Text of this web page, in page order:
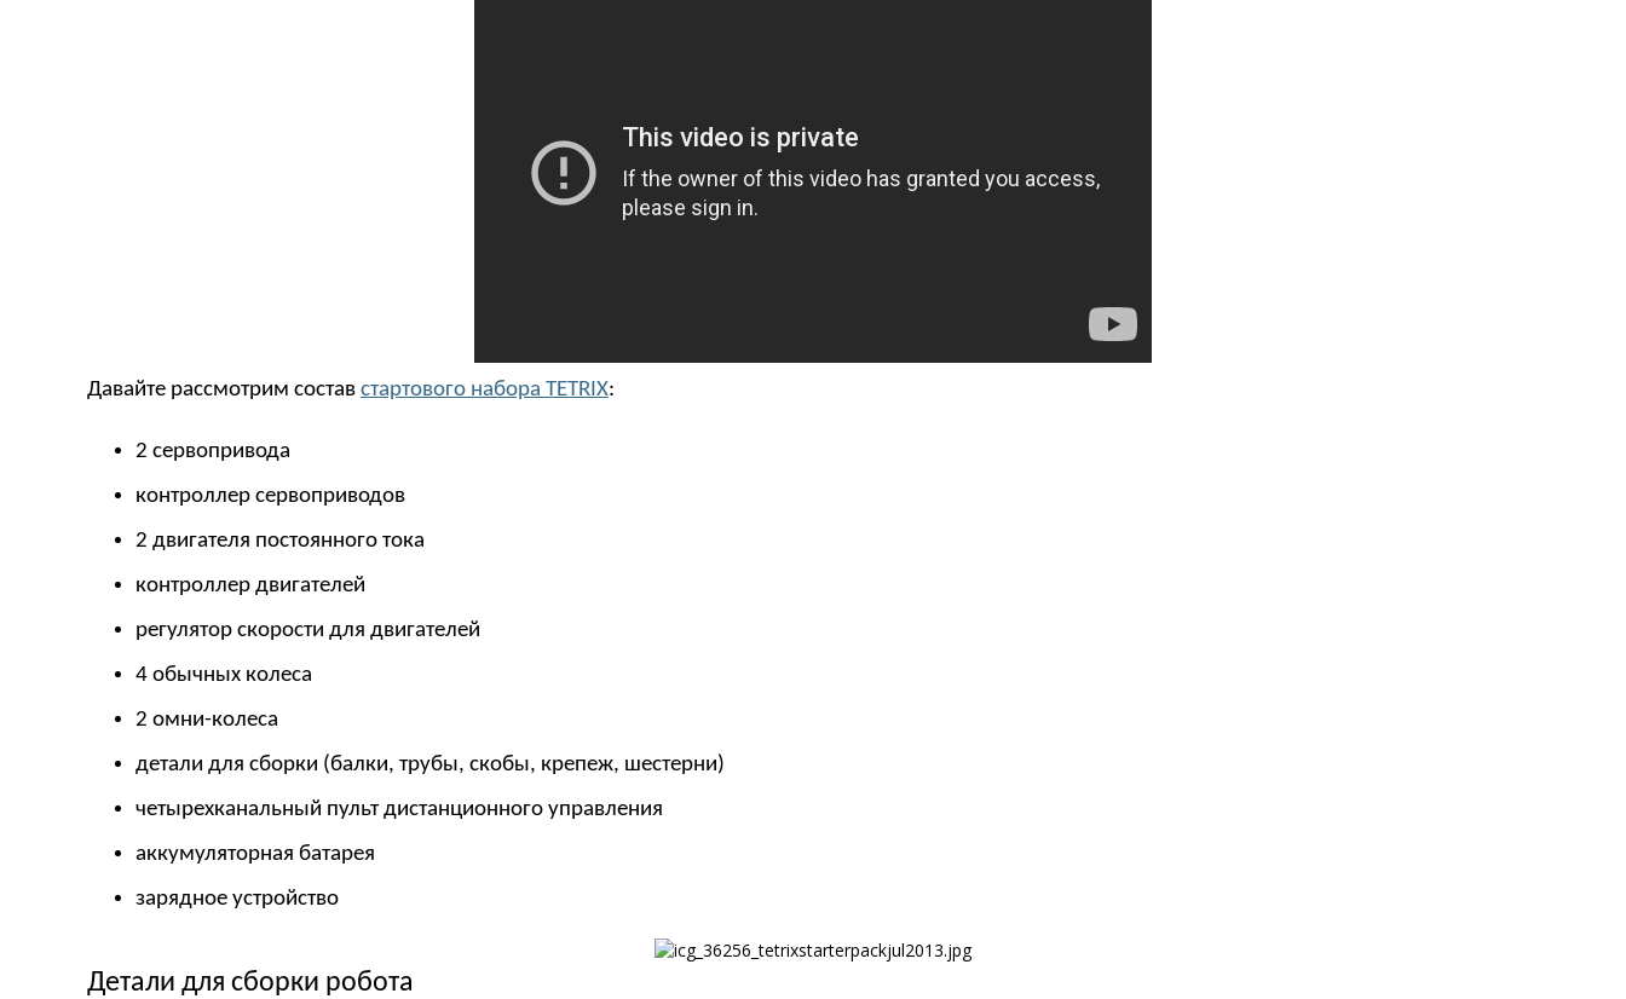
Давайте рассмотрим состав стартового набора TETRIX:
2 сервопривода
контроллер сервоприводов
2 двигателя постоянного тока
контроллер двигателей
регулятор скорости для двигателей
4 обычных колеса
2 омни-колеса
детали для сборки (балки, трубы, скобы, крепеж, шестерни)
четырехканальный пульт дистанционного управления
аккумуляторная батарея
зарядное устройство
Детали для сборки робота